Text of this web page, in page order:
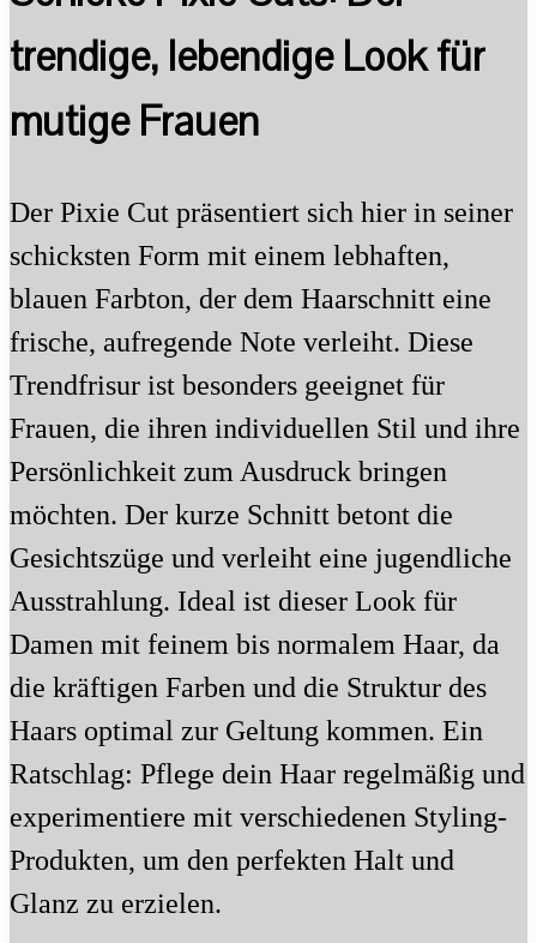
trendige, lebendige Look für
mutige Frauen
Der Pixie Cut präsentiert sich hier in seiner
schicksten Form mit einem lebhaften,
blauen Farbton, der dem Haarschnitt eine
frische, aufregende Note verleiht. Diese
Trendfrisur ist besonders geeignet für
Frauen, die ihren individuellen Stil und ihre
Persönlichkeit zum Ausdruck bringen
möchten. Der kurze Schnitt betont die
Gesichtszüge und verleiht eine jugendliche
Ausstrahlung. Ideal ist dieser Look für
Damen mit feinem bis normalem Haar, da
die kräftigen Farben und die Struktur des
Haars optimal zur Geltung kommen. Ein
Ratschlag: Pflege dein Haar regelmäßig und
experimentiere mit verschiedenen Styling-
Produkten, um den perfekten Halt und
Glanz zu erzielen.